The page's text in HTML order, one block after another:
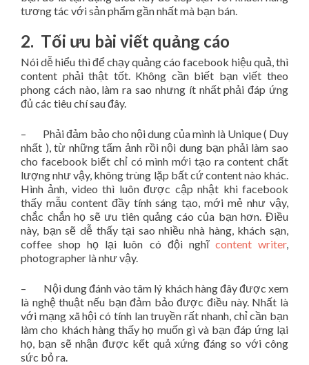
tương tác với sản phẩm gần nhất mà bạn bán.
2. Tối ưu bài viết quảng cáo
Nói dễ hiểu thì để chạy quảng cáo facebook hiệu quả, thì
content phải thật tốt. Không cần biết bạn viết theo
phong cách nào, làm ra sao nhưng ít nhất phải đáp ứng
đủ các tiêu chí sau đây.
– Phải đảm bảo cho nội dung của mình là Unique ( Duy
nhất ), từ những tấm ảnh rồi nội dung bạn phải làm sao
cho facebook biết chỉ có mình mới tạo ra content chất
lượng như vậy, không trùng lặp bất cứ content nào khác.
Hình ảnh, video thì luôn được cập nhật khi facebook
thấy mẫu content đầy tính sáng tạo, mới mẻ như vậy,
chắc chắn họ sẽ ưu tiên quảng cáo của bạn hơn. Điều
này, bạn sẽ dễ thấy tại sao nhiều nhà hàng, khách sạn,
coffee shop họ lại luôn có đội nghĩ content writer,
photographer là như vậy.
– Nội dung đánh vào tâm lý khách hàng đây được xem
là nghệ thuật nếu bạn đảm bảo được điều này. Nhất là
với mạng xã hội có tính lan truyền rất nhanh, chỉ cần bạn
làm cho khách hàng thấy họ muốn gì và bạn đáp ứng lại
họ, bạn sẽ nhận được kết quả xứng đáng so với công
sức bỏ ra.